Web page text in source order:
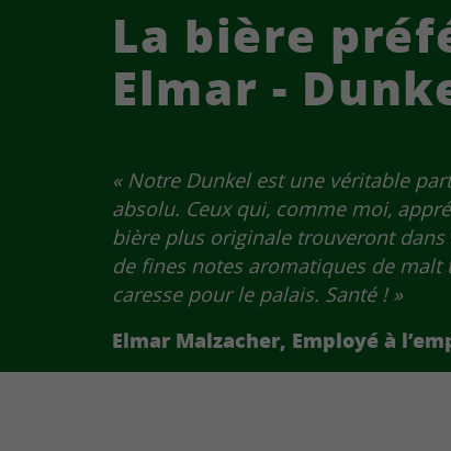
La bière
Elmar -
« Notre Dunkel est une véritable
absolu. Ceux qui, comme moi,
bière plus originale trouveront
de fines notes aromatiques de malt
caresse pour le palais. Santé ! »
Elmar Malzacher, Employé à